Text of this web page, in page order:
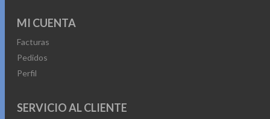
MI CUENTA
Facturas
Pedidos
Perfil
SERVICIO AL CLIENTE